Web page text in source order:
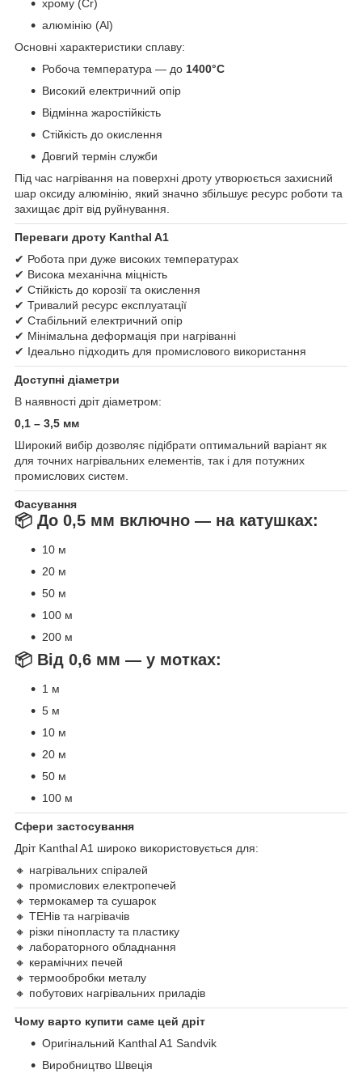
хрому (Cr)
алюмінію (Al)
Основні характеристики сплаву:
Робоча температура — до 1400°C
Високий електричний опір
Відмінна жаростійкість
Стійкість до окислення
Довгий термін служби
Під час нагрівання на поверхні дроту утворюється захисний
шар оксиду алюмінію, який значно збільшує ресурс роботи та
захищає дріт від руйнування.
Переваги дроту Kanthal A1
✔ Робота при дуже високих температурах
✔ Висока механічна міцність
✔ Стійкість до корозії та окислення
✔ Тривалий ресурс експлуатації
✔ Стабільний електричний опір
✔ Мінімальна деформація при нагріванні
✔ Ідеально підходить для промислового використання
Доступні діаметри
В наявності дріт діаметром:
0,1 – 3,5 мм
Широкий вибір дозволяє підібрати оптимальний варіант як
для точних нагрівальних елементів, так і для потужних
промислових систем.
Фасування
📦 До 0,5 мм включно — на катушках:
10 м
20 м
50 м
100 м
200 м
📦 Від 0,6 мм — у мотках:
1 м
5 м
10 м
20 м
50 м
100 м
Сфери застосування
Дріт Kanthal A1 широко використовується для:
🔸 нагрівальних спіралей
🔸 промислових електропечей
🔸 термокамер та сушарок
🔸 ТЕНів та нагрівачів
🔸 різки пінопласту та пластику
🔸 лабораторного обладнання
🔸 керамічних печей
🔸 термообробки металу
🔸 побутових нагрівальних приладів
Чому варто купити саме цей дріт
Оригінальний Kanthal A1 Sandvik
Виробництво Швеція